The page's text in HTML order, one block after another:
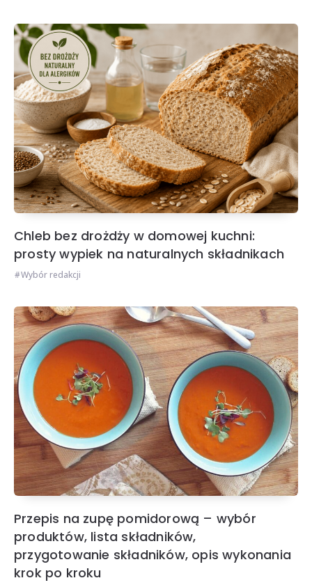
Chleb bez drożdży w domowej kuchni:
prosty wypiek na naturalnych składnikach
Wybór redakcji
Przepis na zupę pomidorową – wybór
produktów, lista składników,
przygotowanie składników, opis wykonania
krok po kroku